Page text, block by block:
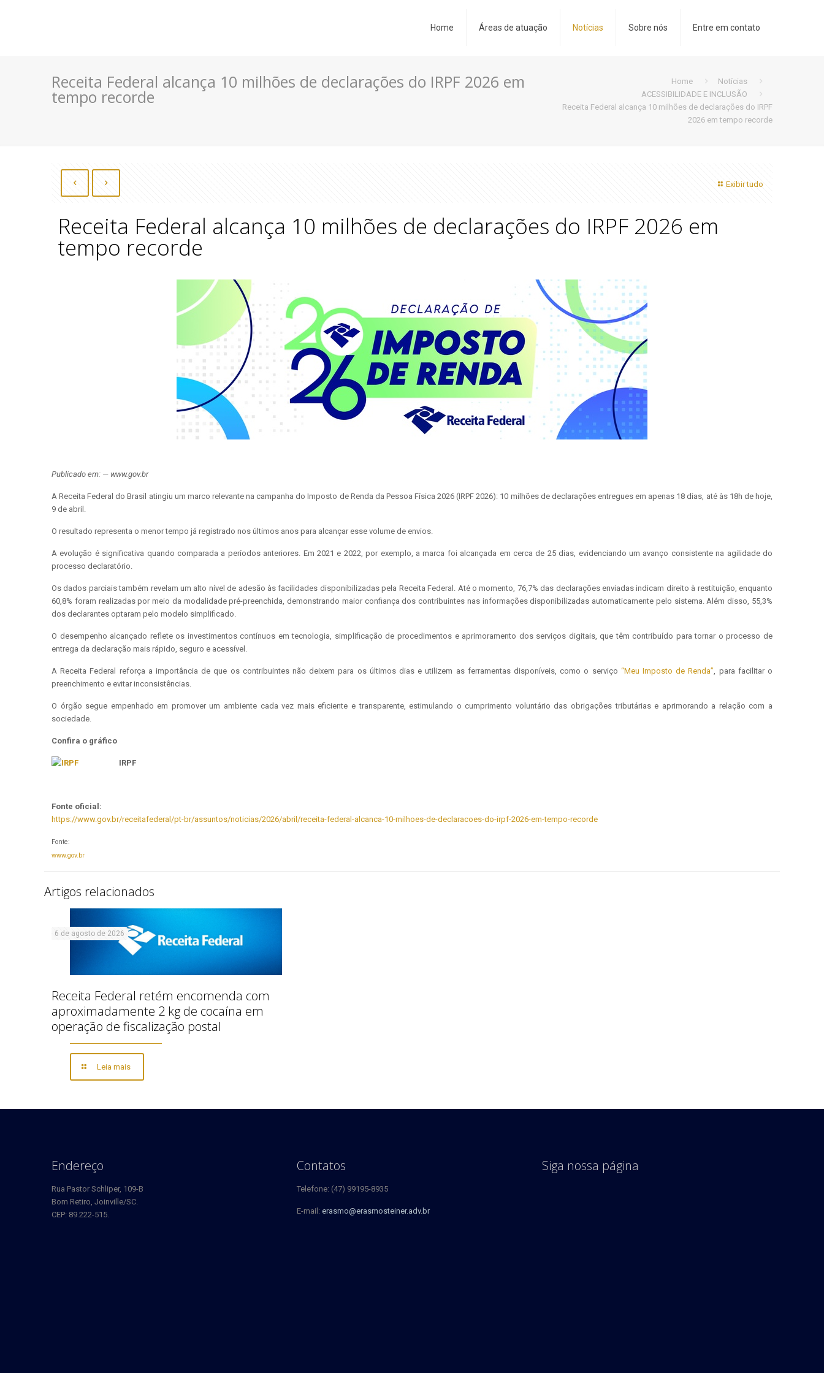
Home Áreas de atuação Notícias Sobre nós Entre em contato
Receita Federal alcança 10 milhões de declarações do IRPF 2026 em
tempo recorde
Home
Notícias
ACESSIBILIDADE E INCLUSÃO
Receita Federal alcança 10 milhões de declarações do IRPF
2026 em tempo recorde
Exibir tudo
Receita Federal alcança 10 milhões de declarações do IRPF 2026 em
tempo recorde
Publicado em: — www.gov.br
A Receita Federal do Brasil atingiu um marco relevante na campanha do Imposto de Renda da Pessoa Física 2026 (IRPF 2026): 10 milhões de declarações entregues em apenas 18 dias, até às 18h de hoje,
9 de abril.
O resultado representa o menor tempo já registrado nos últimos anos para alcançar esse volume de envios.
A evolução é significativa quando comparada a períodos anteriores. Em 2021 e 2022, por exemplo, a marca foi alcançada em cerca de 25 dias, evidenciando um avanço consistente na agilidade do
processo declaratório.
Os dados parciais também revelam um alto nível de adesão às facilidades disponibilizadas pela Receita Federal. Até o momento, 76,7% das declarações enviadas indicam direito à restituição, enquanto
60,8% foram realizadas por meio da modalidade pré-preenchida, demonstrando maior confiança dos contribuintes nas informações disponibilizadas automaticamente pelo sistema. Além disso, 55,3%
dos declarantes optaram pelo modelo simplificado.
O desempenho alcançado reflete os investimentos contínuos em tecnologia, simplificação de procedimentos e aprimoramento dos serviços digitais, que têm contribuído para tornar o processo de
entrega da declaração mais rápido, seguro e acessível.
A Receita Federal reforça a importância de que os contribuintes não deixem para os últimos dias e utilizem as ferramentas disponíveis, como o serviço “Meu Imposto de Renda”, para facilitar o
preenchimento e evitar inconsistências.
O órgão segue empenhado em promover um ambiente cada vez mais eficiente e transparente, estimulando o cumprimento voluntário das obrigações tributárias e aprimorando a relação com a
sociedade.
Confira o gráfico
IRPF
Fonte oficial:
https://www.gov.br/receitafederal/pt-br/assuntos/noticias/2026/abril/receita-federal-alcanca-10-milhoes-de-declaracoes-do-irpf-2026-em-tempo-recorde
Fonte:
www.gov.br
Artigos relacionados
6 de agosto de 2026
Receita Federal retém encomenda com
aproximadamente 2 kg de cocaína em
operação de fiscalização postal
Leia mais
Endereço
Rua Pastor Schliper, 109-B
Bom Retiro, Joinville/SC.
CEP: 89.222-515.
Contatos
Telefone: (47) 99195-8935
E-mail: erasmo@erasmosteiner.adv.br
Siga nossa página